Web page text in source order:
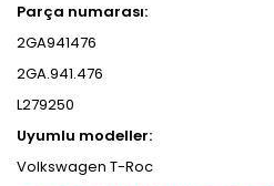
Parça numarası:
2GA941476
2GA.941.476
L279250
Uyumlu modeller:
Volkswagen T-Roc